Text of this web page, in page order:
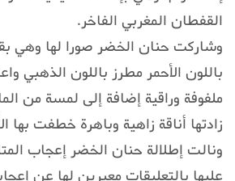
القفطان المغربي الفاخر.
وشاركت حنان الخضر صورا لها وهي
باللون الأحمر مطرز باللون الذهبي
ملفوفة وراقية إضافة إلى لمسة من
زادتها أناقة زاهية وباهرة خطفت بها
ونالت إطلالة حنان الخضر إعجاب
عليها بالتعليقات معبرين لها عن